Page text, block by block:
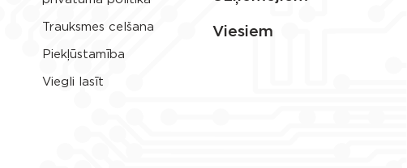
Trauksmes celšana
Piekļūstamība
Viegli lasīt
Viesiem